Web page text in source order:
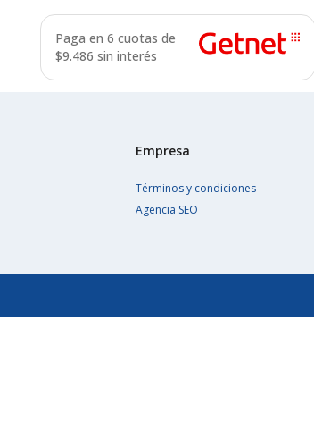
Paga en 6 cuotas de
$9.486 sin interés
Empresa
Términos y condiciones
Agencia SEO